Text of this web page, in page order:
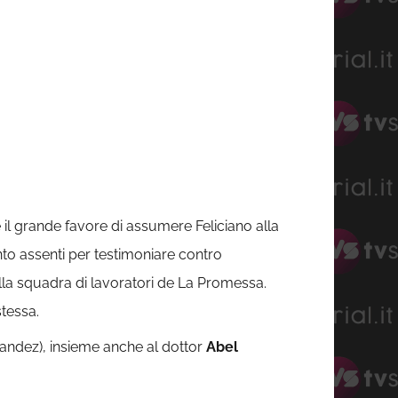
grande favore di assumere Feliciano alla
assenti per testimoniare contro
squadra di lavoratori de La Promessa.
insieme anche al dottor Abel